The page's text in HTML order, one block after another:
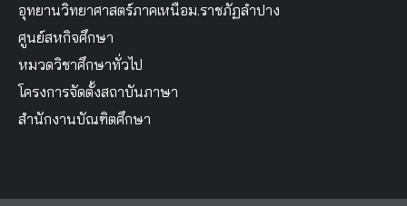
อุทยานวิทยาศาสตร์ภาคเหนือม.ราชภัฏลำปาง
ศูนย์สหกิจศึกษา
หมวดวิชาศึกษาทั่วไป
โครงการจัดตั้งสถาบันภาษา
สำนักงานบัณฑิตศึกษา